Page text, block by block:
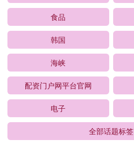
食品
韩国
海峡
配资门户网平台官网
电子
全部话题标签